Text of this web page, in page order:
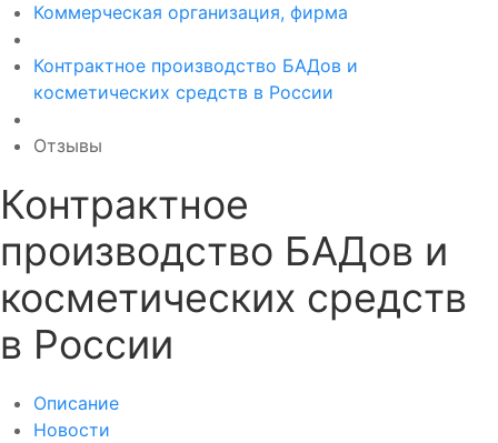
Коммерческая организация, фирма
Контрактное производство БАДов и
косметических средств в России
Отзывы
Контрактное
производство БАДов и
косметических средств
в России
Описание
Новости